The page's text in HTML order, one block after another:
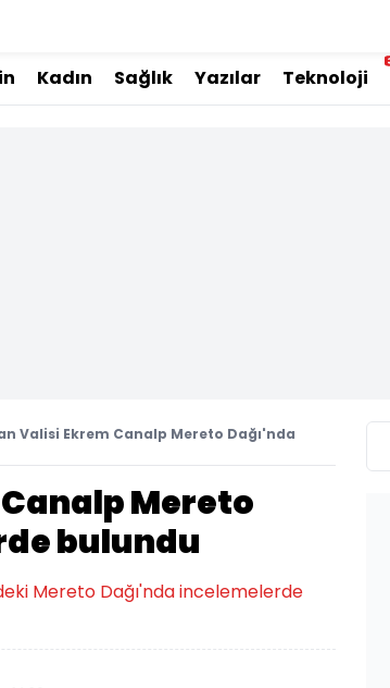
Kadın Sağlık Yazılar Teknoloji
Valisi Ekrem Canalp Mereto Dağı'nda
Mereto
bulundu
Mereto Dağı'nda incelemelerde